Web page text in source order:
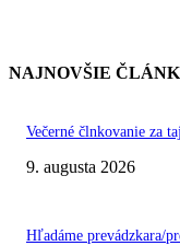
NAJNOVŠIE
Večerné člnkovanie za
9. augusta 2026
Hľadáme prevádzkara/